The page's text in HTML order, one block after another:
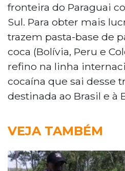
fronteira do Paraguai
Sul. Para obter mais
trazem pasta-base de
coca (Bolívia, Peru e
refino na linha
cocaína que sai desse
destinada ao Brasil e à
VEJA TAMBÉM